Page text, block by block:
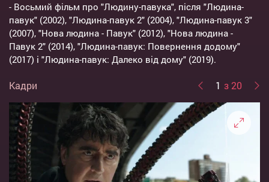
- Восьмий фільм про "Людину-павука", після "Людина-
павук" (2002), "Людина-павук 2" (2004), "Людина-павук 3"
(2007), "Нова людина - Павук" (2012), "Нова людина -
Павук 2" (2014), "Людина-павук: Повернення додому"
(2017) і "Людина-павук: Далеко від дому" (2019).
Кадри 1 з 20